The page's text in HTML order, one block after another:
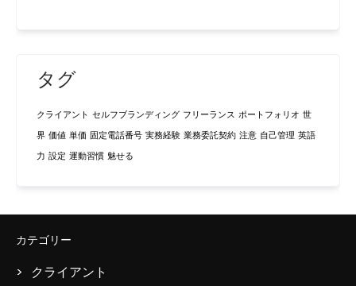
タグ
クライアント セルフブランディング フリーランス ポートフォリオ 世
界 価値 単価 固定電話番号 実務経験 業務委託契約 注意 自己管理 英語
力 設定 運動習慣 魅せる
カテゴリー
クライアント